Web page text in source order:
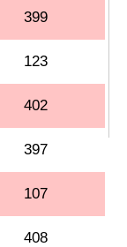
399
123
402
397
107
408